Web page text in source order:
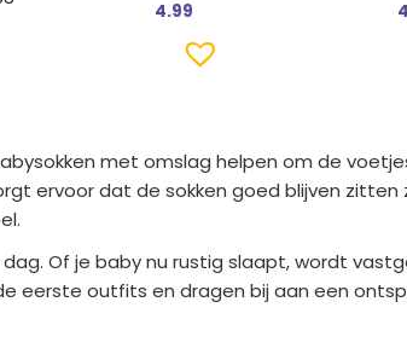
4.99
met omslag helpen om de
ervoor dat de sokken goed blijven zitten
Of je baby nu rustig slaapt, wordt
eerste outfits en dragen bij aan een